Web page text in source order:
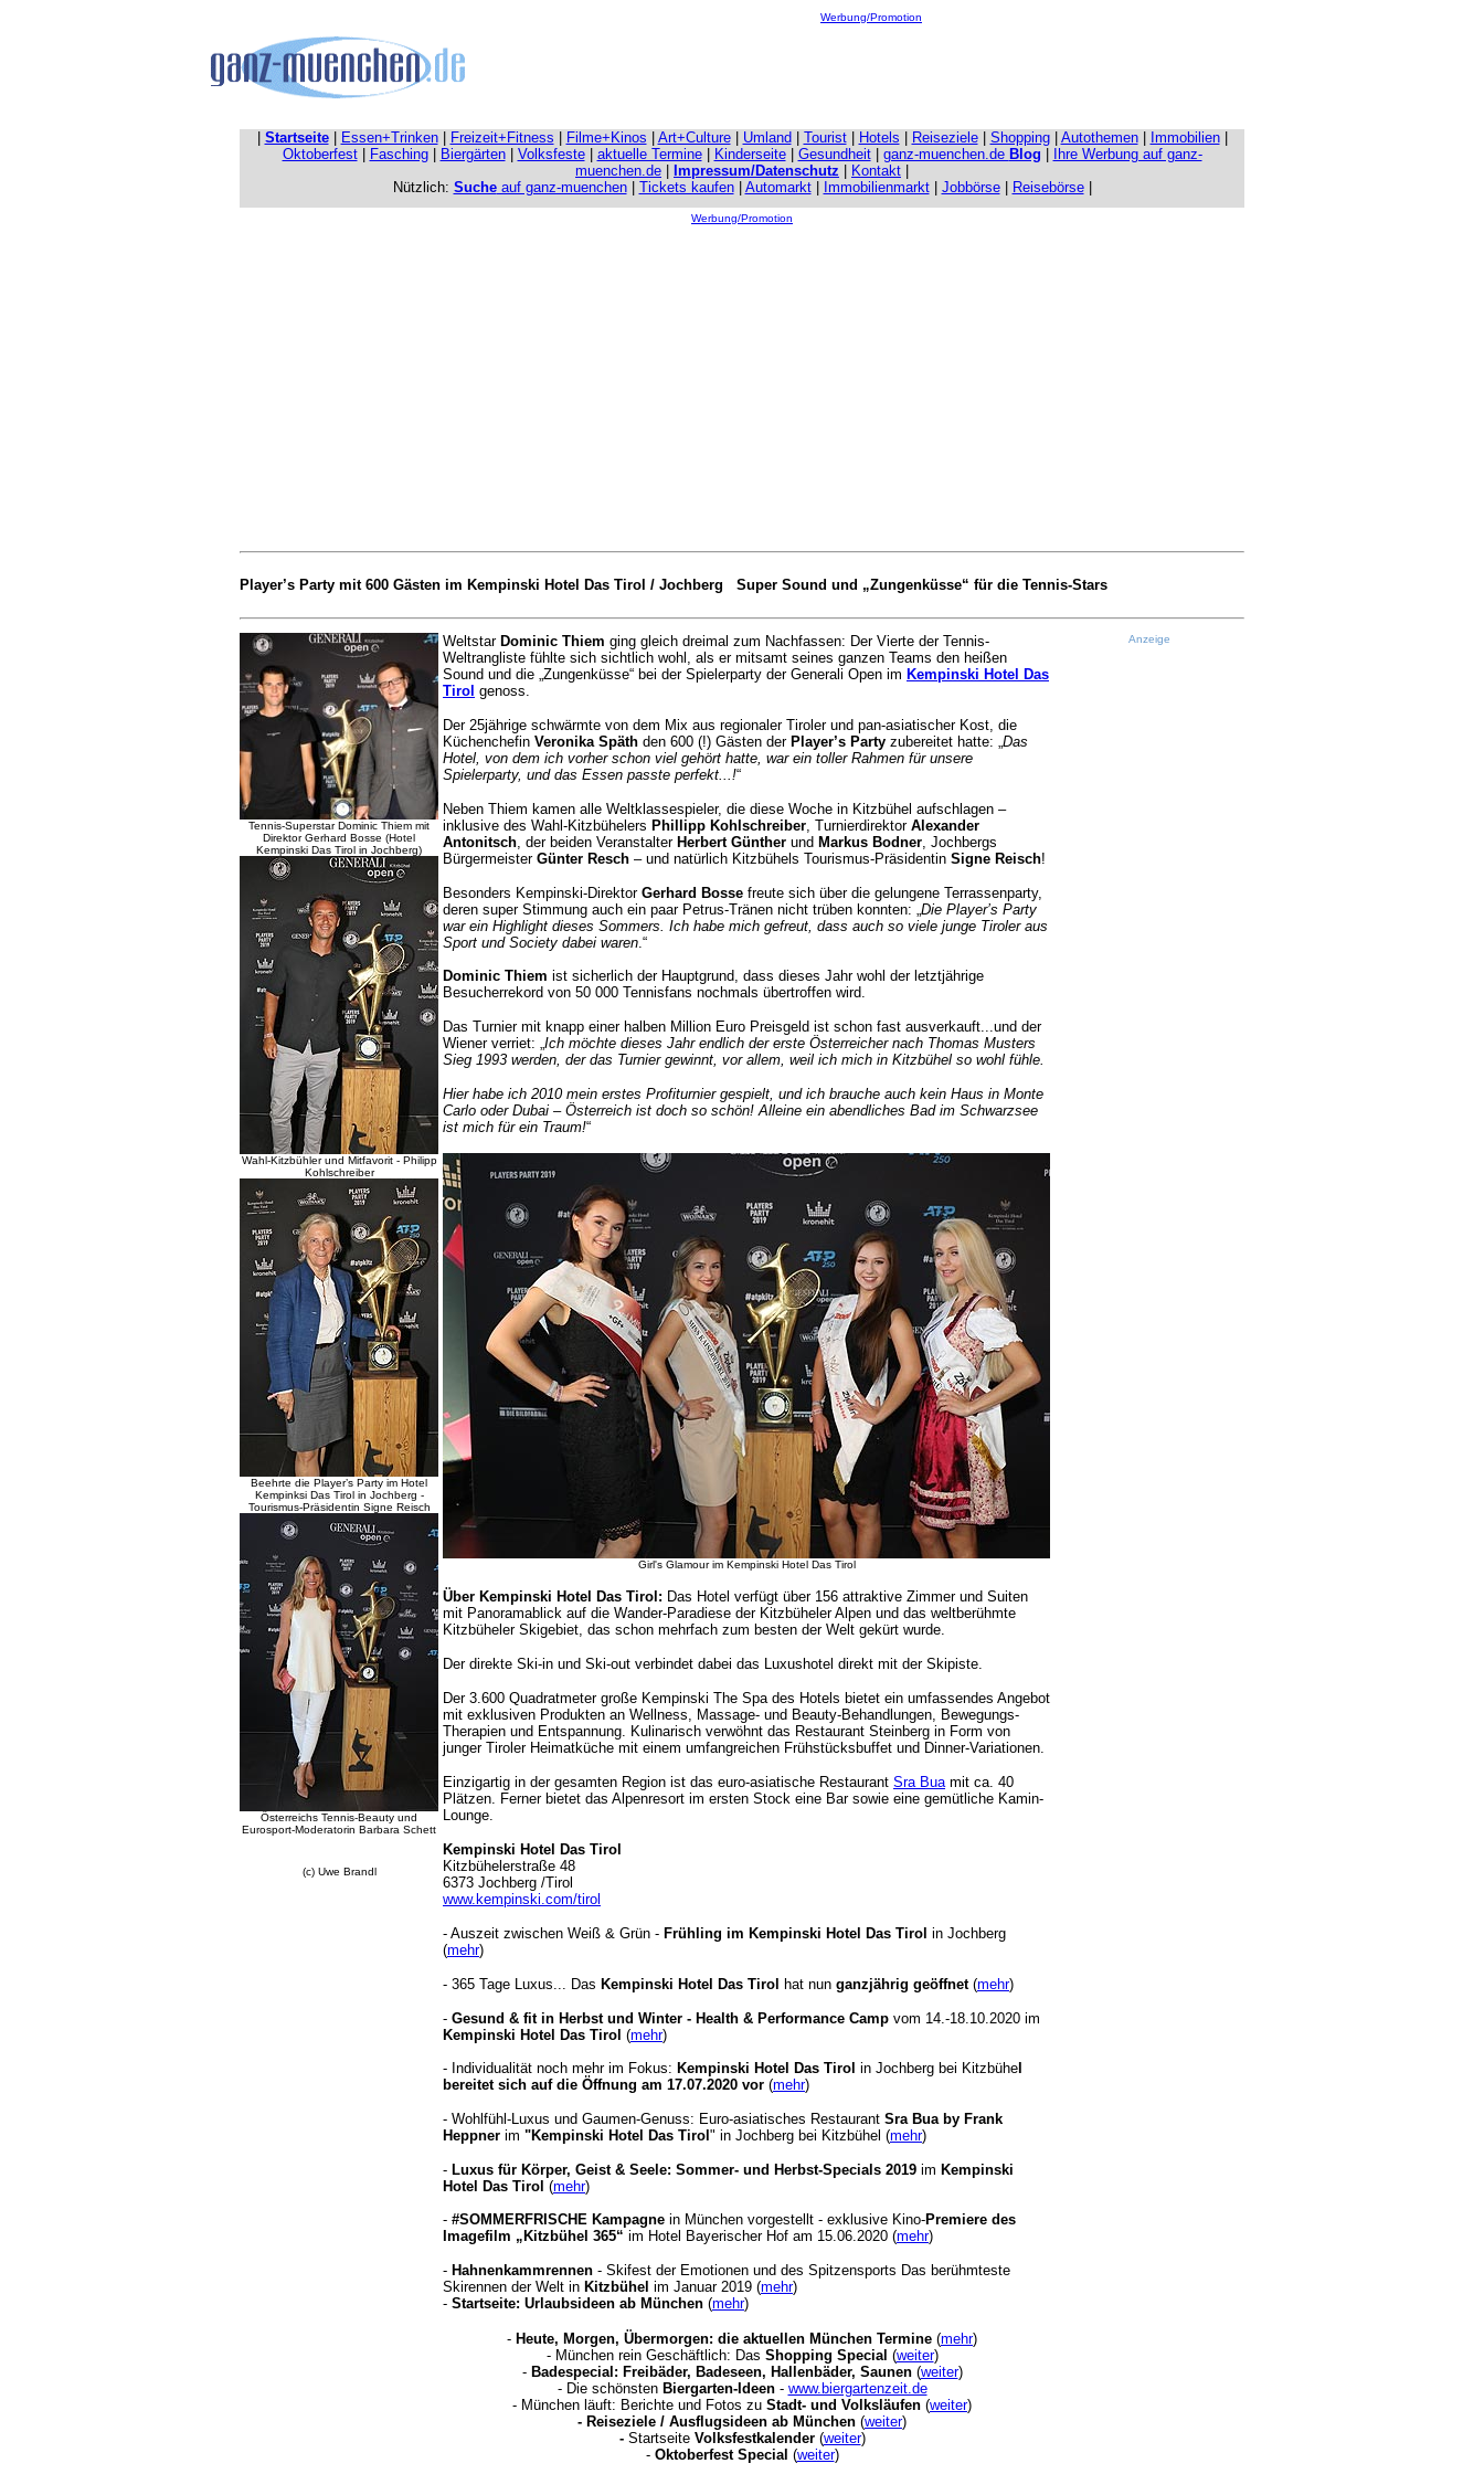
Werbung/Promotion
Startseite| Essen+Trinken| Freizeit+Fitness Filme+Kinos Art+Culture| Umland Tourist| Hotels Reiseziele| Shopping Autothemen Immobilien
Oktoberfest| Fasching| Biergärten| Volksfeste| aktuelle Termine| Kinderseite| Gesundheit| ganz-muenchen.de Blog
Ihre Werbung auf ganz-
muenchen.de
Impressum/Datenschutz Kontakt
Nützlich: Sucheauf ganz-muenchen| Tickets kaufen Automarkt Immobilienmarkt| Jobbörse| Reisebörse|
Werbung/Promotion
Player’s Party mit 600 Gästen im Kempinski Hotel Das Tirol / Jochberg Super Sound und „Zungenküsse“ für die Tennis-Stars
Tennis-Superstar Dominic Thiem mit
Direktor Gerhard Bosse (Hotel
Kempinski Das Tirol in Jochberg)
Wahl-Kitzbühler und Mitfavorit - Philipp
Kohlschreiber
Beehrte die Player’s Party im Hotel
Kempinksi Das Tirol in Jochberg -
Tourismus-Präsidentin Signe Reisch
Österreichs Tennis-Beauty und
Eurosport-Moderatorin Barbara Schett
(c) Uwe Brandl
Weltstar Dominic Thiem ging gleich dreimal zum Nachfassen: Der Vierte der Tennis-
Weltrangliste fühlte sich sichtlich wohl, als er mitsamt seines ganzen Teams den heißen
Sound und die „Zungenküsse“ bei der Spielerparty der Generali Open im Kempinski Hotel Das
Tirol genoss.
Der 25jährige schwärmte von dem Mix aus regionaler Tiroler und pan-asiatischer Kost, die
Küchenchefin Veronika Späth den 600 (!) Gästen der Player’s Party zubereitet hatte: „Das
Hotel, von dem ich vorher schon viel gehört hatte, war ein toller Rahmen für unsere
Spielerparty, und das Essen passte perfekt...!“
Neben Thiem kamen alle Weltklassespieler, die diese Woche in Kitzbühel aufschlagen –
inklusive des Wahl-Kitzbühelers Phillipp Kohlschreiber, Turnierdirektor Alexander
Antonitsch, der beiden Veranstalter Herbert Günther und Markus Bodner, Jochbergs
Bürgermeister Günter Resch – und natürlich Kitzbühels Tourismus-Präsidentin Signe Reisch!
Besonders Kempinski-Direktor Gerhard Bosse freute sich über die gelungene Terrassenparty,
deren super Stimmung auch ein paar Petrus-Tränen nicht trüben konnten: „Die Player’s Party
war ein Highlight dieses Sommers. Ich habe mich gefreut, dass auch so viele junge Tiroler aus
Sport und Society dabei waren.“
Dominic Thiem ist sicherlich der Hauptgrund, dass dieses Jahr wohl der letztjährige
Besucherrekord von 50 000 Tennisfans nochmals übertroffen wird.
Das Turnier mit knapp einer halben Million Euro Preisgeld ist schon fast ausverkauft...und der
Wiener verriet: „Ich möchte dieses Jahr endlich der erste Österreicher nach Thomas Musters
Sieg 1993 werden, der das Turnier gewinnt, vor allem, weil ich mich in Kitzbühel so wohl fühle.
Hier habe ich 2010 mein erstes Profiturnier gespielt, und ich brauche auch kein Haus in Monte
Carlo oder Dubai – Österreich ist doch so schön! Alleine ein abendliches Bad im Schwarzsee
ist mich für ein Traum!“
Girl's Glamour im Kempinski Hotel Das Tirol
Über Kempinski Hotel Das Tirol: Das Hotel verfügt über 156 attraktive Zimmer und Suiten
mit Panoramablick auf die Wander-Paradiese der Kitzbüheler Alpen und das weltberühmte
Kitzbüheler Skigebiet, das schon mehrfach zum besten der Welt gekürt wurde.
Der direkte Ski-in und Ski-out verbindet dabei das Luxushotel direkt mit der Skipiste.
Der 3.600 Quadratmeter große Kempinski The Spa des Hotels bietet ein umfassendes Angebot
mit exklusiven Produkten an Wellness, Massage- und Beauty-Behandlungen, Bewegungs-
Therapien und Entspannung. Kulinarisch verwöhnt das Restaurant Steinberg in Form von
junger Tiroler Heimatküche mit einem umfangreichen Frühstücksbuffet und Dinner-Variationen.
Einzigartig in der gesamten Region ist das euro-asiatische Restaurant Sra Buamit ca. 40
Plätzen. Ferner bietet das Alpenresort im ersten Stock eine Bar sowie eine gemütliche Kamin-
Lounge.
Kempinski Hotel Das Tirol
Kitzbühelerstraße 48
6373 Jochberg /Tirol
www.kempinski.com/tirol
- Auszeit zwischen Weiß & Grün - Frühling im Kempinski Hotel Das Tirol in Jochberg
(mehr)
- 365 Tage Luxus... Das Kempinski Hotel Das Tirol hat nun ganzjährig geöffnet(mehr)
- Gesund & fit in Herbst und Winter - Health & Performance Camp vom 14.-18.10.2020 im
Kempinski Hotel Das Tirol (mehr)
- Individualität noch mehr im Fokus: Kempinski Hotel Das Tirol in Jochberg bei Kitzbühe
bereitet sich auf die Öffnung am 17.07.2020 vor (mehr)
- Wohlfühl-Luxus und Gaumen-Genuss: Euro-asiatisches Restaurant Sra Bua by Frank
Heppner im "Kempinski Hotel Das Tirol " in Jochberg bei Kitzbühel (mehr)
- Luxus für Körper, Geist & Seele: Sommer- und Herbst-Specials 2019 im Kempinski
Hotel Das Tirol (mehr)
- #SOMMERFRISCHE Kampagne in München vorgestellt - exklusive Kino-Premiere des
Imagefilm „Kitzbühel 365“ im Hotel Bayerischer Hof am 15.06.2020 (mehr)
- Hahnenkammrennen - Skifest der Emotionen und des Spitzensports Das berühmteste
Skirennen der Welt in Kitzbühel im Januar 2019 (mehr)
- Startseite: Urlaubsideen ab München (mehr)
Anzeige
- Heute, Morgen, Übermorgen: die aktuellen München Termine (mehr)
- München rein Geschäftlich: Das Shopping Special (weiter)
- Badespecial: Freibäder, Badeseen, Hallenbäder, Saunen(weiter)
- Die schönsten Biergarten-Ideen- www.biergartenzeit.de
- München läuft: Berichte und Fotos zu Stadt- und Volksläufen (weiter)
- Reiseziele / Ausflugsideen ab München (weiter)
- Startseite Volksfestkalender(weiter)
- Oktoberfest Special (weiter)